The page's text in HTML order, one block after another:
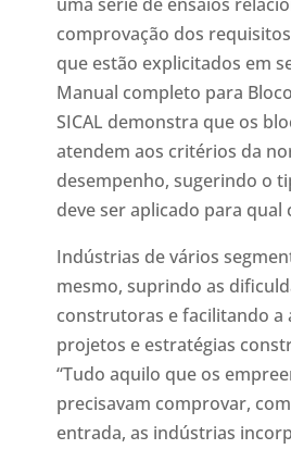
comprovação dos
que estão explicitados em
Manual completo para
SICAL demonstra que os
atendem aos critérios da
desempenho, sugerindo o
deve ser aplicado para qual
Indústrias de vários
mesmo, suprindo as
construtoras e facilitando a
projetos e estratégias
“Tudo aquilo que os
precisavam comprovar,
entrada, as indústrias